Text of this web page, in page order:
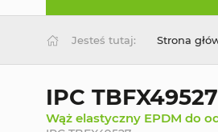
Jesteś tutaj: Strona
IPC
Wąż elastyczny EPDM do